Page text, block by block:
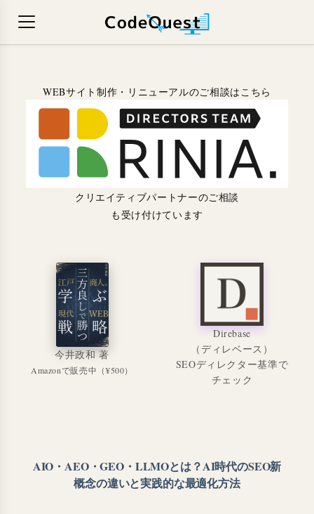
今井政和 著
Amazonで販売中（¥500）
WEBサイト制作・リニューアルのご相談はこちら
クリエイティブパートナーのご相談
も受け付けています
Direbase
（ディレベース）
SEOディレクター基準で
チェック
AIO・AEO・GEO・LLMOとは？AI時代のSEO新
概念の違いと実践的な最適化方法